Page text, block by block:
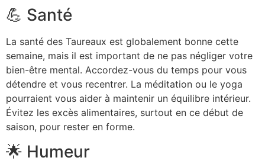
💪 Santé
La santé des Taureaux est globalement bonne cette
semaine, mais il est important de ne pas négliger votre
bien-être mental. Accordez-vous du temps pour vous
détendre et vous recentrer. La méditation ou le yoga
pourraient vous aider à maintenir un équilibre intérieur.
Évitez les excès alimentaires, surtout en ce début de
saison, pour rester en forme.
🌟 Humeur